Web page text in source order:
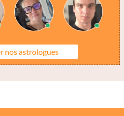
nos astrologues